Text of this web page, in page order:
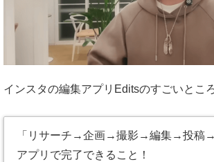
インスタの編集アプリEditsのすごいところ
「リサーチ→企画→撮影→編集→投稿→
アプリで完了できること！